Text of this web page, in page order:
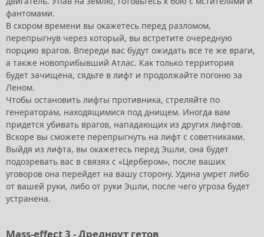
фантомами.
В скором времени вы окажетесь перед разломом,
перепрыгнув через который, вы встретите очередную
порцию врагов. Впереди вас будут ожидать все те же враги,
а также новоприбывший Атлас. Как только территория
будет зачищена, сядьте в лифт и продолжайте погоню за
Леном.
Чтобы остановить лифты противника, стреляйте по
генераторам, находящимися под днищем. Иногда вам
придется убивать врагов, нападающих из других лифтов.
Вскоре вы сможете перепрыгнуть на лифт с советниками.
Выйдя из лифта, вы окажетесь перед Эшли, она будет
подозревать вас в связях с «Цербером», после ваших
уговоров она перейдет на вашу сторону. Удина умрет либо
от вашей руки, либо от руки Эшли, после чего угроза будет
устранена.
Mass-effect 3 - Дредноут гетов